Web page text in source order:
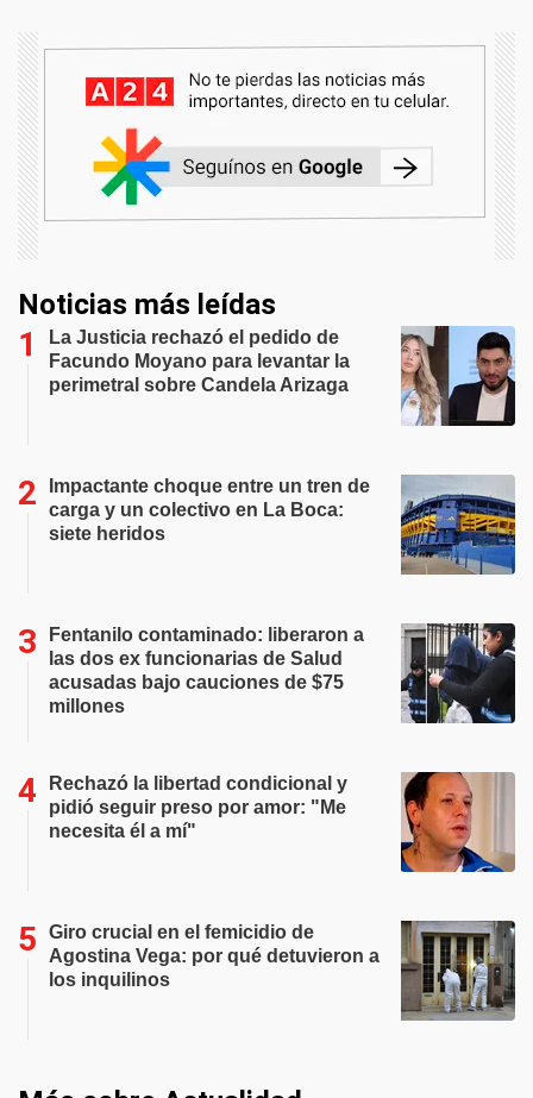
Noticias más leídas
La Justicia rechazó el pedido de
Facundo Moyano para levantar la
perimetral sobre Candela Arizaga
Impactante choque entre un tren de
carga y un colectivo en La Boca:
siete heridos
Fentanilo contaminado: liberaron a
las dos ex funcionarias de Salud
acusadas bajo cauciones de $75
millones
Rechazó la libertad condicional y
pidió seguir preso por amor: "Me
necesita él a mí"
Giro crucial en el femicidio de
Agostina Vega: por qué detuvieron a
los inquilinos